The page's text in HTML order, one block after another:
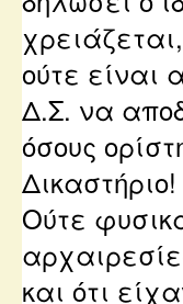
ούτε είναι
Δ.Σ. να
όσους
Δικαστήριο!
Ούτε
και ότι